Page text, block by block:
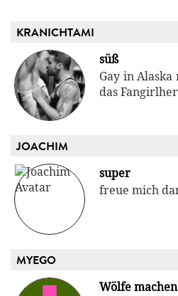
KRANICHTAMI
süß
Gay in
das
JOACHIM
super
freue mich
MYEGO
Wölfe